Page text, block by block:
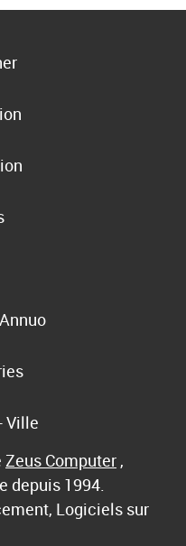
Ville
Zeus Computer ,
depuis 1994.
Logiciels sur